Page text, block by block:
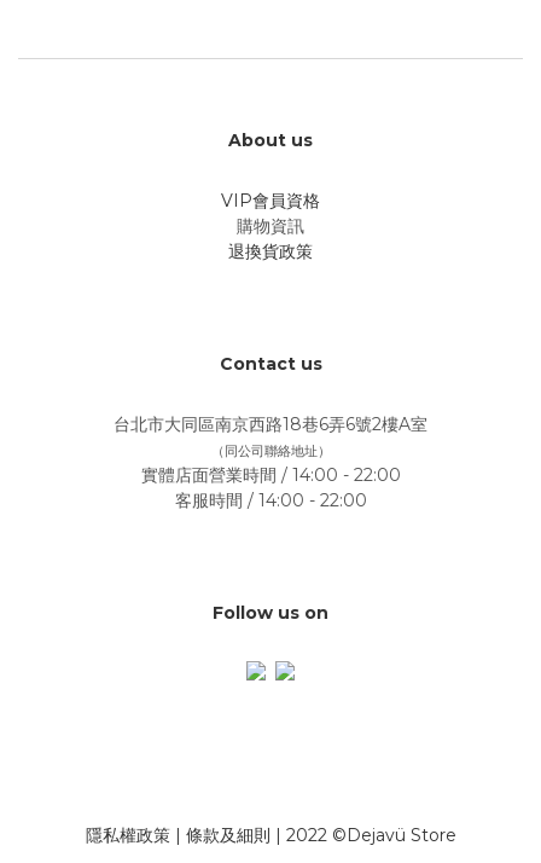
About us
VIP會員資格
購物資訊
退換貨政策
Contact us
台北市大同區南京西路18巷6弄6號2樓A室
（同公司聯絡地址）
實體店面營業時間 / 14:00 - 22:00
客服時間 / 14:00 - 22:00
Follow us on
隱私權政策| 條款及細則 | 2022 ©Dejavü Store